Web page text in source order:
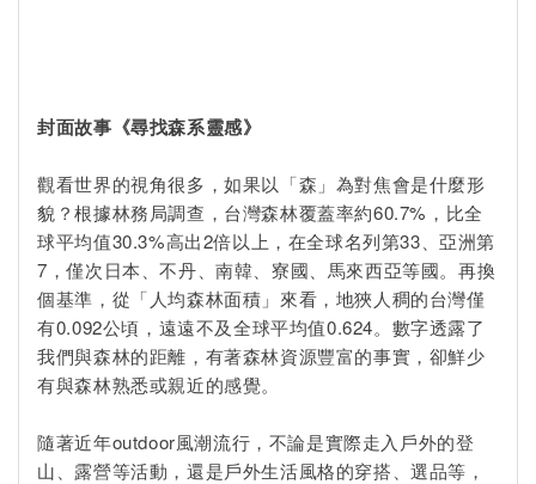
封面故事《尋找森系靈感》
觀看世界的視角很多，如果以「森」為對焦會是什麼形
貌？根據林務局調查，台灣森林覆蓋率約60.7%，比全
球平均值30.3%高出2倍以上，在全球名列第33、亞洲第
7，僅次日本、不丹、南韓、寮國、馬來西亞等國。再換
個基準，從「人均森林面積」來看，地狹人稠的台灣僅
有0.092公頃，遠遠不及全球平均值0.624。數字透露了
我們與森林的距離，有著森林資源豐富的事實，卻鮮少
有與森林熟悉或親近的感覺。
隨著近年outdoor風潮流行，不論是實際走入戶外的登
山、露營等活動，還是戶外生活風格的穿搭、選品等，